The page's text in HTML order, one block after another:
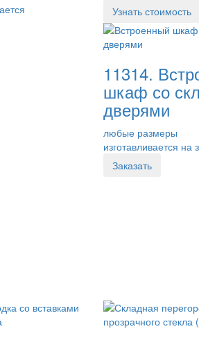
Узнать стоимость
11314.
шкаф со
дверями
любые размеры
изготавливается на
Заказать